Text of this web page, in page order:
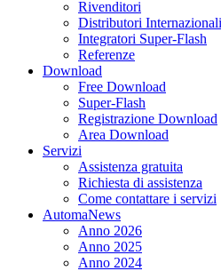
Rivenditori
Distributori Internazionali
Integratori Super-Flash
Referenze
Download
Free Download
Super-Flash
Registrazione Download
Area Download
Servizi
Assistenza gratuita
Richiesta di assistenza
Come contattare i servizi
AutomaNews
Anno 2026
Anno 2025
Anno 2024